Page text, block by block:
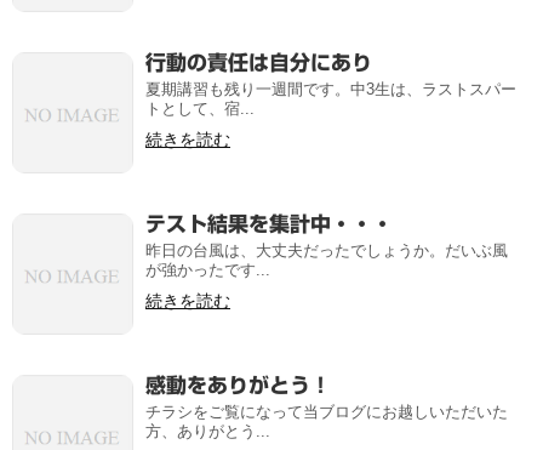
行動の責任は自分にあり
夏期講習も残り一週間です。中3生は、ラストスパー
トとして、宿...
続きを読む
テスト結果を集計中・・・
昨日の台風は、大丈夫だったでしょうか。だいぶ風
が強かったです...
続きを読む
感動をありがとう！
チラシをご覧になって当ブログにお越しいただいた
方、ありがとう...